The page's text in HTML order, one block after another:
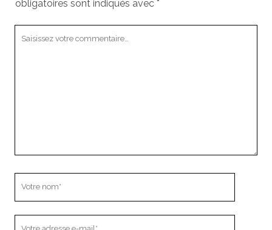
obligatoires sont indiqués avec *